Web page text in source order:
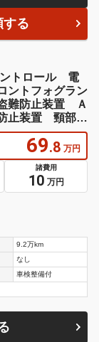
する
ントロール 電
トフォグラン
防止装置 Ａ
止装置 頸部衝
69.8 万円
諸費用
10 万円
9.2万km
なし
車検整備付